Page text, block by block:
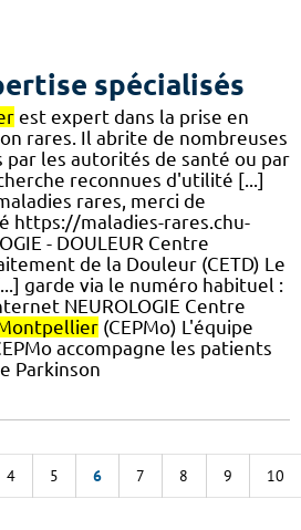
spécialisés
est expert dans la prise en
rares. Il abrite de nombreuses
les autorités de santé ou par
reconnues d'utilité [...]
rares, merci de
https://maladies-rares.chu-
- DOULEUR Centre
de la Douleur (CETD) Le
garde via le numéro habituel :
NEUROLOGIE Centre
(CEPMo) L'équipe
accompagne les patients
Parkinson
4 5 6 7 8 9 10